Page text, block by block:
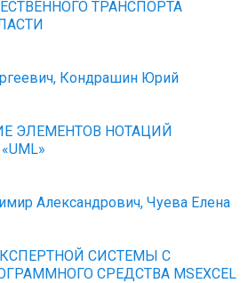
ТРАНСПОРТА
Кондрашин Юрий
ЭЛЕМЕНТОВ НОТАЦИЙ
Александрович, Чуева Елена
СИСТЕМЫ С
СРЕДСТВА MSEXCEL